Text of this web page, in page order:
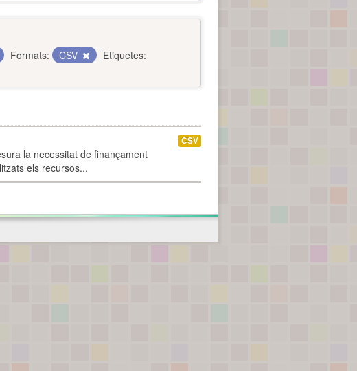
Formats: CSV
Etiquetes:
la necessitat de finançament
els recursos...
CSV